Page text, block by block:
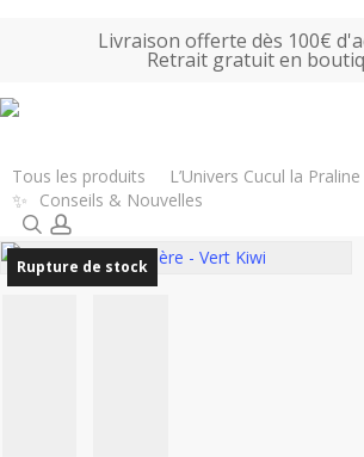
content
Livraison offerte dès 100€
Retrait gratuit en
Tous les produits L’Univers Cucul la Praline
✨ Conseils & Nouvelles
searchaccount
Accueil Tous les produits Promotions
Lily – Vert Kiwi
Rupture de stock